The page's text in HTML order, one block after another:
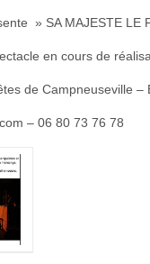
» SA MAJESTE LE
en cours de
de Campneuseville –
– 06 80 73 76 78